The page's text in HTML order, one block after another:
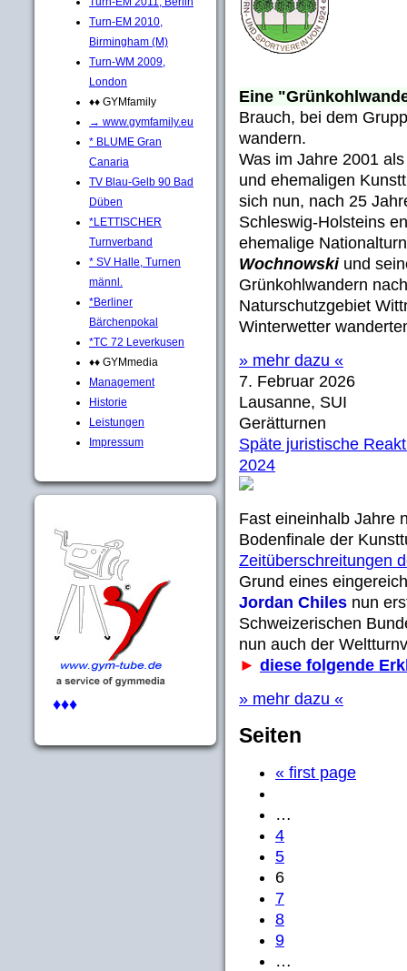
Turn-EM 2010,
Birmingham (M)
Turn-WM 2009,
London
♦♦ GYMfamily
→ www.gymfamily.eu
* BLUME Gran
Canaria
TV Blau-Gelb 90 Bad
Düben
*LETTISCHER
Turnverband
* SV Halle, Turnen
männl.
*Berliner
Bärchenpokal
*TC 72 Leverkusen
♦♦ GYMmedia
Management
Historie
Leistungen
Impressum
♦♦♦
Eine
Brauch, bei dem
wandern.
Was im Jahre 2001
und ehemaligen
sich nun, nach 25
Schleswig-Holsteins
ehemalige
Wochnowski und
Grünkohlwandern
Naturschutzgebiet
Winterwetter
» mehr dazu «
7. Februar 2026
Lausanne, SUI
Gerätturnen
Späte juristische
2024
Fast eineinhalb Jahre
Bodenfinale der
Zeitüberschreitungen
Grund eines
Jordan Chiles nun
Schweizerischen
nun auch der
► diese folgende
» mehr dazu «
Seiten
« first page
…
4
5
6
7
8
9
…